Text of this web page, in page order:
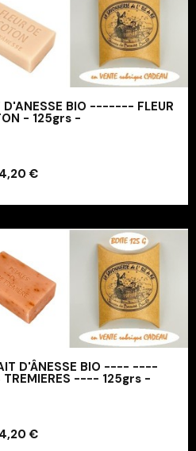
BIO ------- FLEUR
- 125grs -
4,20 €
au panier
D'ÂNESSE BIO ---- ----
TREMIERES ---- 125grs -
4,20 €
au panier